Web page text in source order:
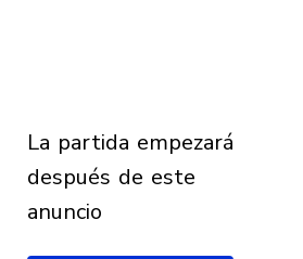
la partida empezará
después de este
anuncio